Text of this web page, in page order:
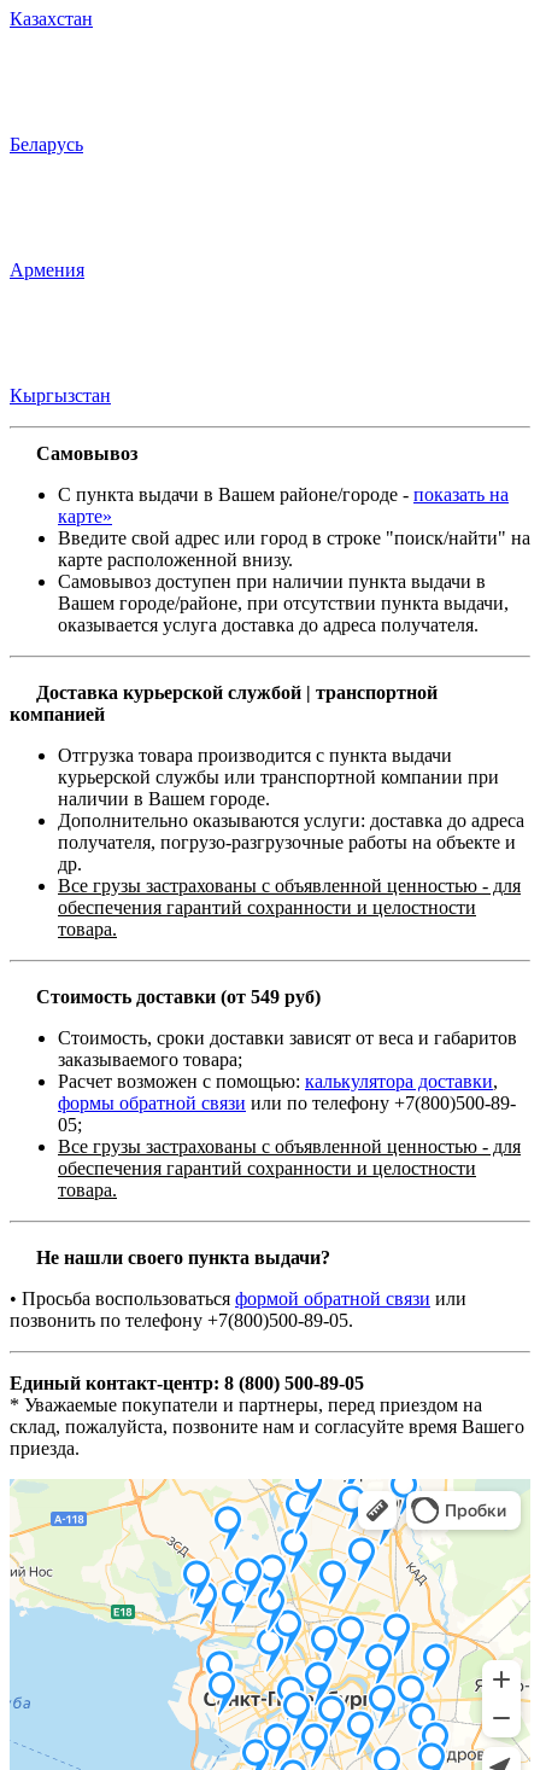
Казахстан
Беларусь
Армения
Кыргызстан
Самовывоз
С пункта выдачи в Вашем районе/городе - показать на
карте»
Введите свой адрес или город в строке "поиск/найти" на
карте расположенной внизу.
Самовывоз доступен при наличии пункта выдачи в
Вашем городе/районе, при отсутствии пункта выдачи,
оказывается услуга доставка до адреса получателя.
Доставка курьерской службой | транспортной
компанией
Отгрузка товара производится с пункта выдачи
курьерской службы или транспортной компании при
наличии в Вашем городе.
Дополнительно оказываются услуги: доставка до адреса
получателя, погрузо-разгрузочные работы на объекте и
др.
Все грузы застрахованы с объявленной ценностью - для
обеспечения гарантий сохранности и целостности
товара.
Стоимость доставки (от 549 руб)
Стоимость, сроки доставки зависят от веса и габаритов
заказываемого товара;
Расчет возможен с помощью: калькулятора доставки,
формы обратной связи или по телефону +7(800)500-89-
05;
Все грузы застрахованы с объявленной ценностью - для
обеспечения гарантий сохранности и целостности
товара.
Не нашли своего пункта выдачи?
• Просьба воспользоваться формой обратной связи или
позвонить по телефону +7(800)500-89-05.
Единый контакт-центр: 8 (800) 500-89-05
* Уважаемые покупатели и партнеры, перед приездом на
склад, пожалуйста, позвоните нам и согласуйте время Вашего
приезда.